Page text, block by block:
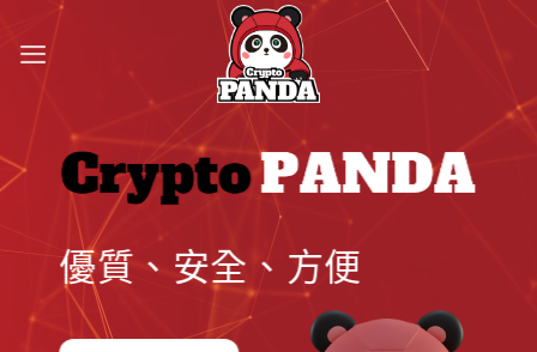
to
優質、安全、⽅便